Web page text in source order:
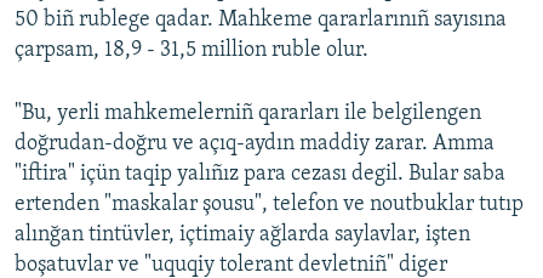
Українською
QOŞULIÑIZ!
RFE/RS bütün saytları
50 biñ rublege qadar. Mahkeme qararlarınıñ sayısına
çarpsam, 18,9 - 31,5 million ruble olur.
"Bu, yerli mahkemelerniñ qararları ile belgilengen
doğrudan-doğru ve açıq-aydın maddiy zarar. Amma
"iftira" içün taqip yalıñız para cezası degil. Bular saba
ertenden "maskalar şousu", telefon ve noutbuklar tutıp
alınğan tintüvler, içtimaiy ağlarda saylavlar, işten
boşatuvlar ve "uquqiy tolerant devletniñ" diger